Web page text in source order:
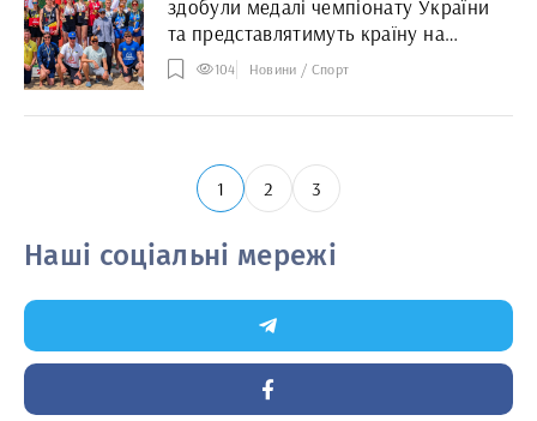
здобули медалі чемпіонату України
та представлятимуть країну на
міжнародній арені
104 Новини / Спорт
1 2 3
Наші соціальні мережі